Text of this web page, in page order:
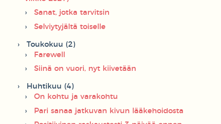
Sanat, jotka tarvitsin
Selviytyjältä toiselle
Toukokuu (2)
Farewell
Siinä on vuori, nyt kiivetään
Huhtikuu (4)
On kohtu ja varakohtu
Pari sanaa jatkuvan kivun lääkehoidosta